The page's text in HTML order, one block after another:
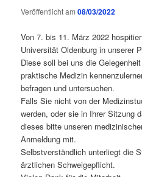
Veröffentlicht am08/03/2022
Von 7. bis 11. März 2022
Universität Oldenburg in unserer
Diese soll bei uns die
praktische Medizin
befragen und untersuchen.
Falls Sie nicht von der
werden, oder sie in Ihrer Sitzung
dieses bitte unseren
Anmeldung mit.
Selbstverständlich unterliegt die
ärztlichen Schweigepflicht.